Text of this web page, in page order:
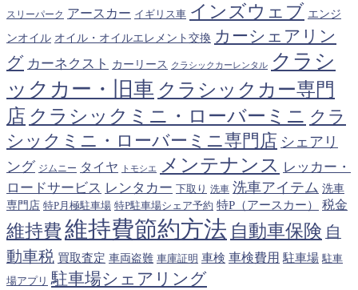
スリーパーク アースカー イギリス車 インズウェブ エンジ
ンオイル オイル・オイルエレメント交換 カーシェアリン
グ カーネクスト カーリース クラシックカーレンタル
クラシ
ックカー・旧車 クラシックカー専門
店 クラシックミニ・ローバーミニ クラ
シックミニ・ローバーミニ専門店 シェアリ
ング ジムニー タイヤ トモシエ メンテナンス レッカー・
ロードサービス レンタカー 下取り 洗車 洗車アイテム 洗車
専門店 特P月極駐車場 特P駐車場シェア予約 特P（アースカー） 税金
維持費 維持費節約方法 自動車保険 自
動車税 買取査定 車両盗難 車庫証明 車検 車検費用 駐車場 駐車
場アプリ 駐車場シェアリング